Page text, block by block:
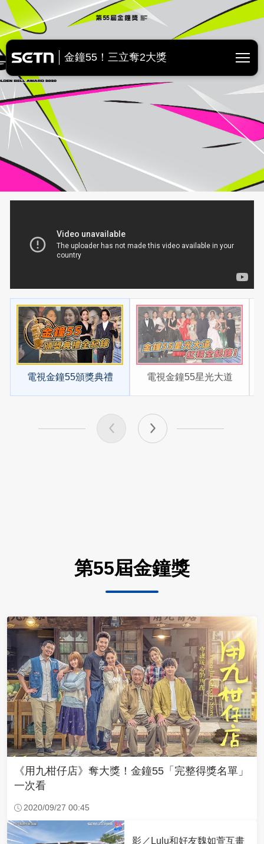
金鐘獎直播 | 第55屆廣播電視
金鐘55！三立奪2大獎
電視金鐘55頒獎典禮 電視金鐘55星光大道
第55屆金鐘獎
《用九柑仔店》奪大獎！金鐘55「完整得獎名單」
一次看
2020/09/27 00:45
影／Lulu和好友魏如萱互畫